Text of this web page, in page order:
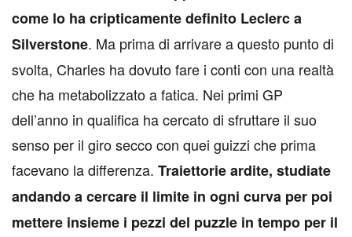
come lo ha cripticamente definito Leclerc a
Silverstone. Ma prima di arrivare a questo punto di
svolta, Charles ha dovuto fare i conti con una realtà
che ha metabolizzato a fatica. Nei primi GP
dell’anno in qualifica ha cercato di sfruttare il suo
senso per il giro secco con quei guizzi che prima
facevano la differenza. Traiettorie ardite, studiate
andando a cercare il limite in ogni curva per poi
mettere insieme i pezzi del puzzle in tempo per il